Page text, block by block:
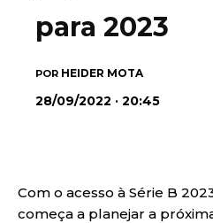
para 2023
POR HEIDER MOTA
28/09/2022 · 20:45
Com o acesso à Série B
começa a planejar a